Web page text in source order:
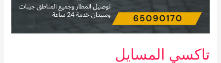
تاكسي المسايل